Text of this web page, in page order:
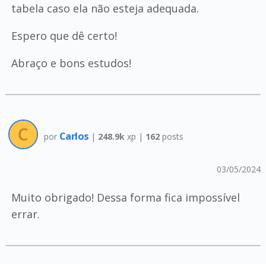
tabela caso ela não esteja adequada.
Espero que dê certo!
Abraço e bons estudos!
por Carlos | 248.9k xp | 162posts
03/05/2024
Muito obrigado! Dessa forma fica impossível
errar.